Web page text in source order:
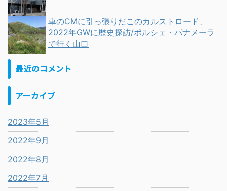
車のCMに引っ張りだこのカルストロード、
2022年GWに歴史探訪/ポルシェ・パナメーラ
で行く山口
最近のコメント
アーカイブ
2023年5月
2022年9月
2022年8月
2022年7月